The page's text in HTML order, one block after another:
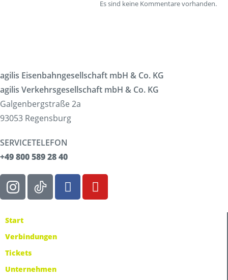
Es sind keine Kommentare vorhanden.
agilis Eisenbahngesellschaft mbH & Co. KG
agilis Verkehrsgesellschaft mbH & Co. KG
Galgenbergstraße 2a
93053 Regensburg
SERVICETELEFON
+49 800 589 28 40
Start
Verbindungen
Tickets
Unternehmen